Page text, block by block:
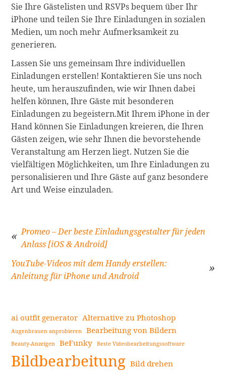
Sie Ihre Gästelisten und RSVPs bequem über Ihr
iPhone und teilen Sie Ihre Einladungen in sozialen
Medien, um noch mehr Aufmerksamkeit zu
generieren.
Lassen Sie uns gemeinsam Ihre individuellen
Einladungen erstellen! Kontaktieren Sie uns noch
heute, um herauszufinden, wie wir Ihnen dabei
helfen können, Ihre Gäste mit besonderen
Einladungen zu begeistern.Mit Ihrem iPhone in der
Hand können Sie Einladungen kreieren, die Ihren
Gästen zeigen, wie sehr Ihnen die bevorstehende
Veranstaltung am Herzen liegt. Nutzen Sie die
vielfältigen Möglichkeiten, um Ihre Einladungen zu
personalisieren und Ihre Gäste auf ganz besondere
Art und Weise einzuladen.
Beitragsnavigation
Promeo – Der beste Einladungsgestalter für jeden
Anlass [iOS & Android]
YouTube-Videos mit dem Handy erstellen:
Anleitung für iPhone und Android
Seitenleiste
ai outfit generator Alternative zu Photoshop
Augenbrauen anprobieren Bearbeitung von Bildern
Beauty-Anzeigen BeFunky Beste Videobearbeitungssoftware
Bildbearbeitung Bild drehen